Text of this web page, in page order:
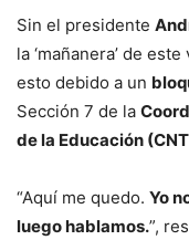
Sin el presidente
la ‘mañanera’ de
esto debido a un
Sección 7 de la
de la Educación
“Aquí me quedo. Yo
luego hablamos.”,